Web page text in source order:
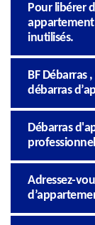
Pour libérer
inutilisés.
BF Débarras
débarras
Débarras
Adressez-